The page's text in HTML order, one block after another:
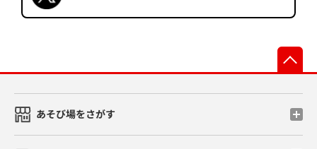
あそび場をさがす